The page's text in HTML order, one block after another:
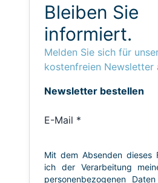
Bleiben Sie
informiert.
Melden Sie sich für
kostenfreien Newsletter